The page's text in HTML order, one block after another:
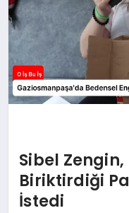
Sibel
Biriktirdiği
İstedi